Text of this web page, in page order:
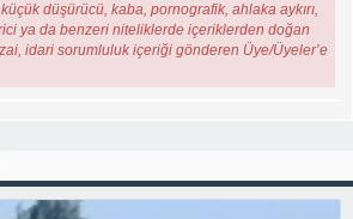
küçük düşürücü, kaba, pornografik, ahlaka aykırı,
ya da benzeri niteliklerde içeriklerden doğan
idari sorumluluk içeriği gönderen Üye/Üyeler’e